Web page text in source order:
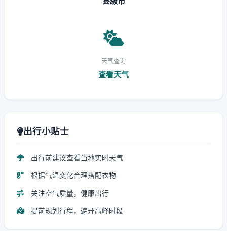
天气查询
查看天气
出行小贴士
出行前建议查看当地实时天气
根据气温变化合理搭配衣物
关注空气质量，健康出行
提前规划行程，避开高峰时段